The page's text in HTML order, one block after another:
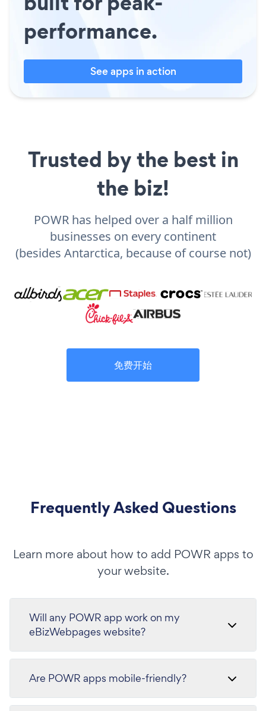
performance.
See apps in action
Trusted by the best in
the biz!
POWR has helped over a half million
businesses on every continent
(besides Antarctica, because of course not)
免费开始
Frequently Asked Questions
Learn more about how to add POWR apps to
your website.
Will any POWR app work on my
eBizWebpages website?
Are POWR apps mobile-friendly?